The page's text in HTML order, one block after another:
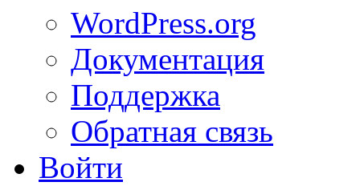
WordPress.org
Документация
Поддержка
Обратная связь
Войти